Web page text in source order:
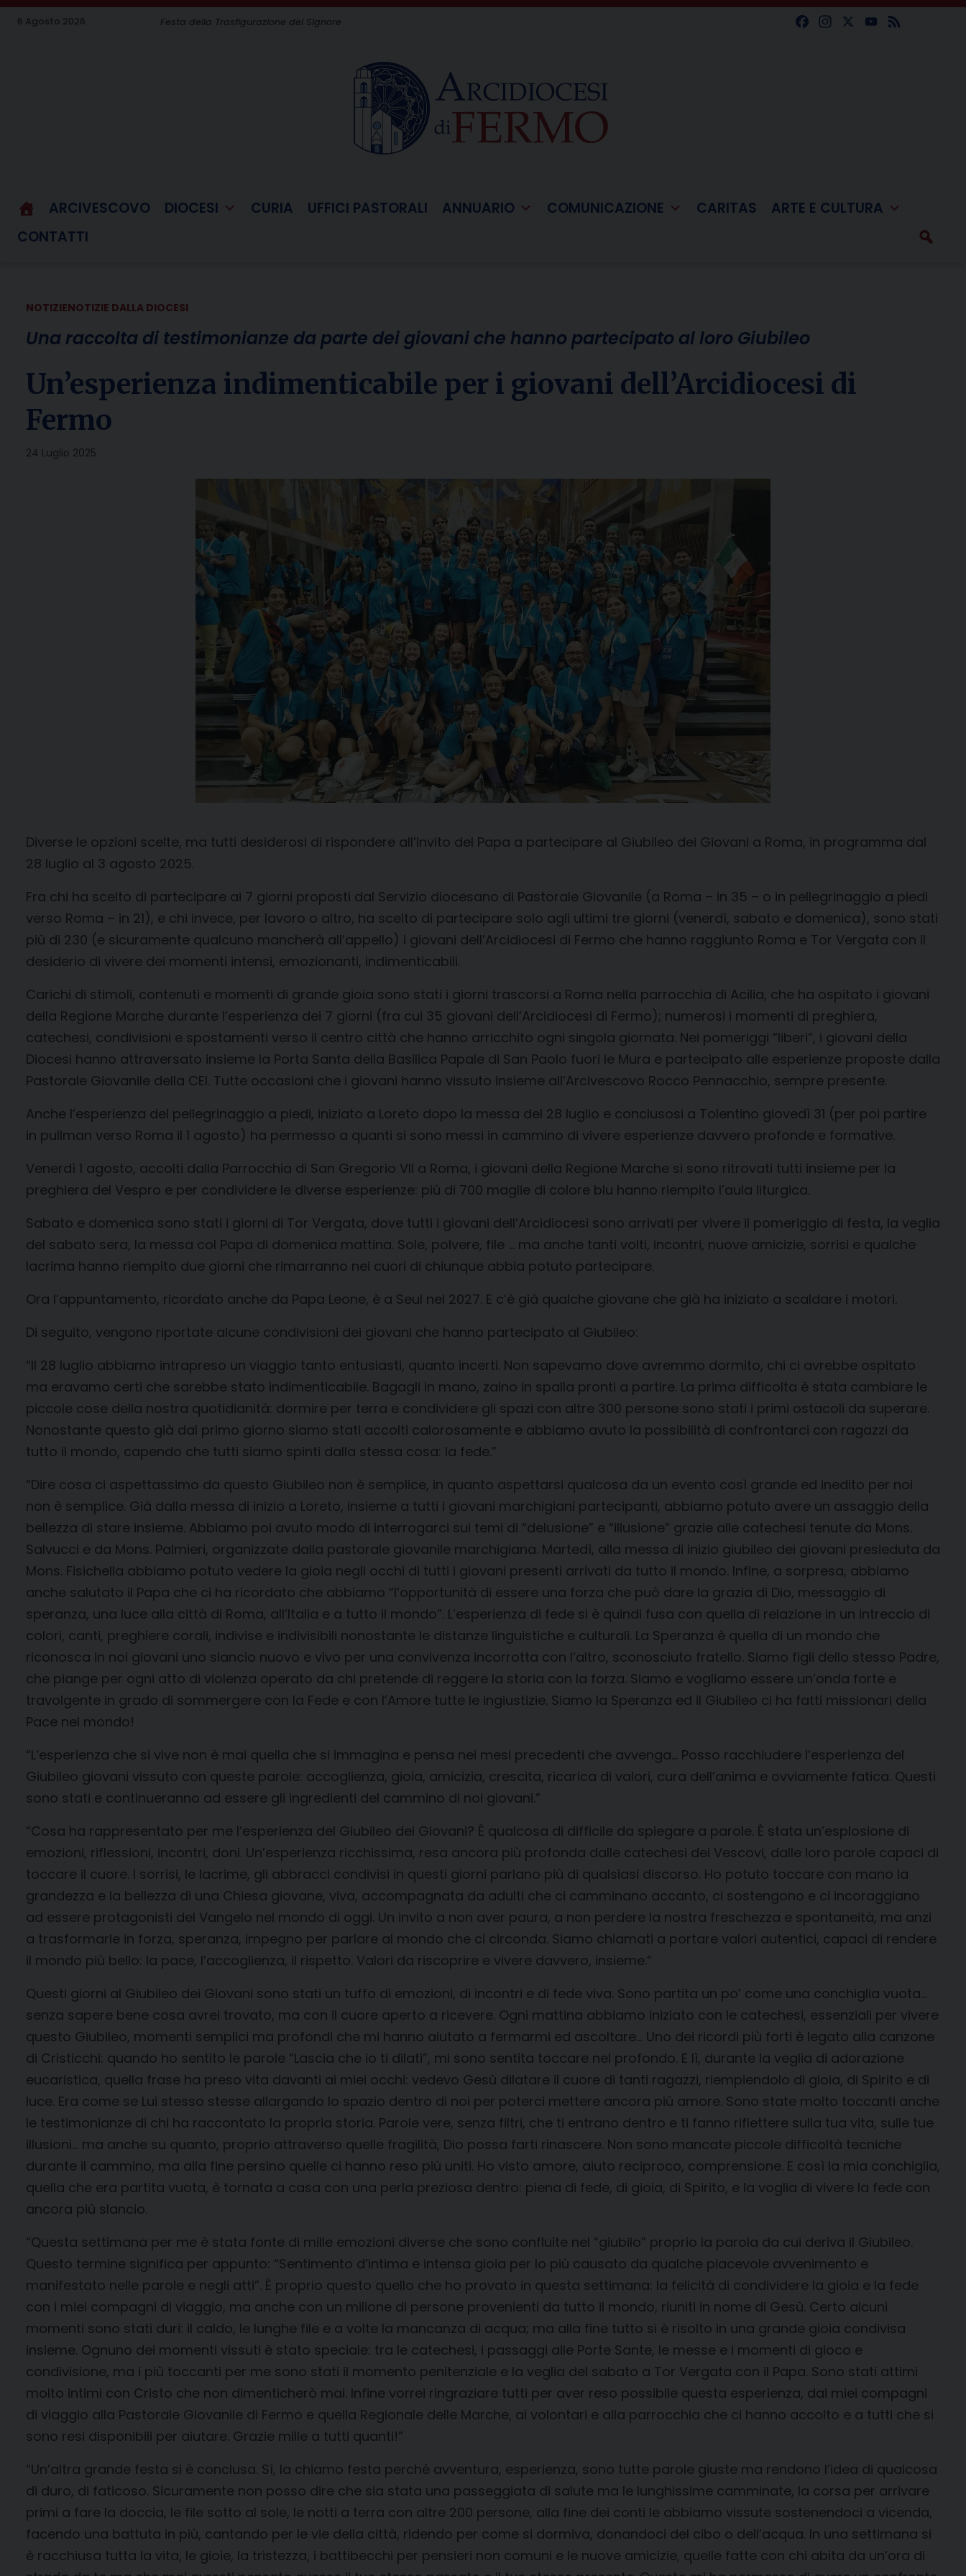
Skip
6 Agosto 2026 Festa della Trasfigurazione del Signore Facebook
Instagram
X YouTube
Feed
ARCIVESCOVO DIOCESI CURIA UFFICI PASTORALI ANNUARIO COMUNICAZIONE CARITAS
ARTE E CULTURA
CONTATTI
NOTIZIENOTIZIE DALLA DIOCESI
Una raccolta di testimonianze da parte dei giovani che hanno partecipato al loro Giubileo
Un’esperienza indimenticabile per i giovani dell’Arcidiocesi di
Fermo
24 Luglio 2025
Diverse le opzioni scelte, ma tutti desiderosi di rispondere all’invito del Papa a partecipare al Giubileo dei Giovani a Roma, in programma dal
28 luglio al 3 agosto 2025.
Fra chi ha scelto di partecipare ai 7 giorni proposti dal Servizio diocesano di Pastorale Giovanile (a Roma – in 35 – o in pellegrinaggio a piedi
verso Roma – in 21), e chi invece, per lavoro o altro, ha scelto di partecipare solo agli ultimi tre giorni (venerdì, sabato e domenica), sono stati
più di 230 (e sicuramente qualcuno mancherà all’appello) i giovani dell’Arcidiocesi di Fermo che hanno raggiunto Roma e Tor Vergata con il
desiderio di vivere dei momenti intensi, emozionanti, indimenticabili.
Carichi di stimoli, contenuti e momenti di grande gioia sono stati i giorni trascorsi a Roma nella parrocchia di Acilia, che ha ospitato i giovani
della Regione Marche durante l’esperienza dei 7 giorni (fra cui 35 giovani dell’Arcidiocesi di Fermo); numerosi i momenti di preghiera,
catechesi, condivisioni e spostamenti verso il centro città che hanno arricchito ogni singola giornata. Nei pomeriggi “liberi”, i giovani della
Diocesi hanno attraversato insieme la Porta Santa della Basilica Papale di San Paolo fuori le Mura e partecipato alle esperienze proposte dalla
Pastorale Giovanile della CEI. Tutte occasioni che i giovani hanno vissuto insieme all’Arcivescovo Rocco Pennacchio, sempre presente.
Anche l’esperienza del pellegrinaggio a piedi, iniziato a Loreto dopo la messa del 28 luglio e conclusosi a Tolentino giovedì 31 (per poi partire
in pullman verso Roma il 1 agosto) ha permesso a quanti si sono messi in cammino di vivere esperienze davvero profonde e formative.
Venerdì 1 agosto, accolti dalla Parrocchia di San Gregorio VII a Roma, i giovani della Regione Marche si sono ritrovati tutti insieme per la
preghiera del Vespro e per condividere le diverse esperienze: più di 700 maglie di colore blu hanno riempito l’aula liturgica.
Sabato e domenica sono stati i giorni di Tor Vergata, dove tutti i giovani dell’Arcidiocesi sono arrivati per vivere il pomeriggio di festa, la veglia
del sabato sera, la messa col Papa di domenica mattina. Sole, polvere, file … ma anche tanti volti, incontri, nuove amicizie, sorrisi e qualche
lacrima hanno riempito due giorni che rimarranno nei cuori di chiunque abbia potuto partecipare.
Ora l’appuntamento, ricordato anche da Papa Leone, è a Seul nel 2027. E c’è già qualche giovane che già ha iniziato a scaldare i motori.
Di seguito, vengono riportate alcune condivisioni dei giovani che hanno partecipato al Giubileo:
“Il 28 luglio abbiamo intrapreso un viaggio tanto entusiasti, quanto incerti. Non sapevamo dove avremmo dormito, chi ci avrebbe ospitato
ma eravamo certi che sarebbe stato indimenticabile. Bagagli in mano, zaino in spalla pronti a partire. La prima difficolta è stata cambiare le
piccole cose della nostra quotidianità: dormire per terra e condividere gli spazi con altre 300 persone sono stati i primi ostacoli da superare.
Nonostante questo già dal primo giorno siamo stati accolti calorosamente e abbiamo avuto la possibilità di confrontarci con ragazzi da
tutto il mondo, capendo che tutti siamo spinti dalla stessa cosa: la fede.”
“Dire cosa ci aspettassimo da questo Giubileo non è semplice, in quanto aspettarsi qualcosa da un evento così grande ed inedito per noi
non è semplice. Già dalla messa di inizio a Loreto, insieme a tutti i giovani marchigiani partecipanti, abbiamo potuto avere un assaggio della
bellezza di stare insieme. Abbiamo poi avuto modo di interrogarci sui temi di “delusione” e “illusione” grazie alle catechesi tenute da Mons.
Salvucci e da Mons. Palmieri, organizzate dalla pastorale giovanile marchigiana. Martedì, alla messa di inizio giubileo dei giovani presieduta da
Mons. Fisichella abbiamo potuto vedere la gioia negli occhi di tutti i giovani presenti arrivati da tutto il mondo. Infine, a sorpresa, abbiamo
anche salutato il Papa che ci ha ricordato che abbiamo “l’opportunità di essere una forza che può dare la grazia di Dio, messaggio di
speranza, una luce alla città di Roma, all’Italia e a tutto il mondo”. L’esperienza di fede si è quindi fusa con quella di relazione in un intreccio di
colori, canti, preghiere corali, indivise e indivisibili nonostante le distanze linguistiche e culturali. La Speranza è quella di un mondo che
riconosca in noi giovani uno slancio nuovo e vivo per una convivenza incorrotta con l’altro, sconosciuto fratello. Siamo figli dello stesso Padre,
che piange per ogni atto di violenza operato da chi pretende di reggere la storia con la forza. Siamo e vogliamo essere un’onda forte e
travolgente in grado di sommergere con la Fede e con l’Amore tutte le ingiustizie. Siamo la Speranza ed il Giubileo ci ha fatti missionari della
Pace nel mondo!
“L’esperienza che si vive non è mai quella che si immagina e pensa nei mesi precedenti che avvenga… Posso racchiudere l’esperienza del
Giubileo giovani vissuto con queste parole: accoglienza, gioia, amicizia, crescita, ricarica di valori, cura dell’anima e ovviamente fatica. Questi
sono stati e continueranno ad essere gli ingredienti del cammino di noi giovani.”
“Cosa ha rappresentato per me l’esperienza del Giubileo dei Giovani? È qualcosa di difficile da spiegare a parole. È stata un’esplosione di
emozioni, riflessioni, incontri, doni. Un’esperienza ricchissima, resa ancora più profonda dalle catechesi dei Vescovi, dalle loro parole capaci di
toccare il cuore. I sorrisi, le lacrime, gli abbracci condivisi in questi giorni parlano più di qualsiasi discorso. Ho potuto toccare con mano la
grandezza e la bellezza di una Chiesa giovane, viva, accompagnata da adulti che ci camminano accanto, ci sostengono e ci incoraggiano
ad essere protagonisti del Vangelo nel mondo di oggi. Un invito a non aver paura, a non perdere la nostra freschezza e spontaneità, ma anzi
a trasformarle in forza, speranza, impegno per parlare al mondo che ci circonda. Siamo chiamati a portare valori autentici, capaci di rendere
il mondo più bello: la pace, l’accoglienza, il rispetto. Valori da riscoprire e vivere davvero, insieme.”
Questi giorni al Giubileo dei Giovani sono stati un tuffo di emozioni, di incontri e di fede viva. Sono partita un po’ come una conchiglia vuota…
senza sapere bene cosa avrei trovato, ma con il cuore aperto a ricevere. Ogni mattina abbiamo iniziato con le catechesi, essenziali per vivere
questo Giubileo, momenti semplici ma profondi che mi hanno aiutato a fermarmi ed ascoltare… Uno dei ricordi più forti è legato alla canzone
di Cristicchi: quando ho sentito le parole “Lascia che io ti dilati”, mi sono sentita toccare nel profondo. E lì, durante la veglia di adorazione
eucaristica, quella frase ha preso vita davanti ai miei occhi: vedevo Gesù dilatare il cuore di tanti ragazzi, riempiendolo di gioia, di Spirito e di
luce. Era come se Lui stesso stesse allargando lo spazio dentro di noi per poterci mettere ancora più amore. Sono state molto toccanti anche
le testimonianze di chi ha raccontato la propria storia. Parole vere, senza filtri, che ti entrano dentro e ti fanno riflettere sulla tua vita, sulle tue
illusioni… ma anche su quanto, proprio attraverso quelle fragilità, Dio possa farti rinascere. Non sono mancate piccole difficoltà tecniche
durante il cammino, ma alla fine persino quelle ci hanno reso più uniti. Ho visto amore, aiuto reciproco, comprensione. E così la mia conchiglia,
quella che era partita vuota, è tornata a casa con una perla preziosa dentro: piena di fede, di gioia, di Spirito, e la voglia di vivere la fede con
ancora più slancio.
“Questa settimana per me è stata fonte di mille emozioni diverse che sono confluite nel “giubilo” proprio la parola da cui deriva il Giubileo.
Questo termine significa per appunto: “Sentimento d’intima e intensa gioia per lo più causato da qualche piacevole avvenimento e
manifestato nelle parole e negli atti”. È proprio questo quello che ho provato in questa settimana: la felicità di condividere la gioia e la fede
con i miei compagni di viaggio, ma anche con un milione di persone provenienti da tutto il mondo, riuniti in nome di Gesù. Certo alcuni
momenti sono stati duri: il caldo, le lunghe file e a volte la mancanza di acqua; ma alla fine tutto si è risolto in una grande gioia condivisa
insieme. Ognuno dei momenti vissuti è stato speciale: tra le catechesi, i passaggi alle Porte Sante, le messe e i momenti di gioco e
condivisione, ma i più toccanti per me sono stati il momento penitenziale e la veglia del sabato a Tor Vergata con il Papa. Sono stati attimi
molto intimi con Cristo che non dimenticherò mai. Infine vorrei ringraziare tutti per aver reso possibile questa esperienza, dai miei compagni
di viaggio alla Pastorale Giovanile di Fermo e quella Regionale delle Marche, ai volontari e alla parrocchia che ci hanno accolto e a tutti che si
sono resi disponibili per aiutare. Grazie mille a tutti quanti!”
“Un’altra grande festa si è conclusa. Sí, la chiamo festa perché avventura, esperienza, sono tutte parole giuste ma rendono l’idea di qualcosa
di duro, di faticoso. Sicuramente non posso dire che sia stata una passeggiata di salute ma le lunghissime camminate, la corsa per arrivare
primi a fare la doccia, le file sotto al sole, le notti a terra con altre 200 persone, alla fine dei conti le abbiamo vissute sostenendoci a vicenda,
facendo una battuta in più, cantando per le vie della città, ridendo per come si dormiva, donandoci del cibo o dell’acqua. In una settimana si
è racchiusa tutta la vita, le gioie, la tristezza, i battibecchi per pensieri non comuni e le nuove amicizie, quelle fatte con chi abita da un’ora di